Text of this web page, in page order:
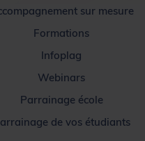
sur mesure
Formations
Infoplag
Webinars
Parrainage école
de vos étudiants